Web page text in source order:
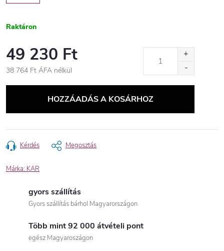
Raktáron
49 230 Ft
38 764 Ft ÁFA nélkül
HOZZÁADÁS A KOSÁRHOZ
Kérdés Megosztás
Márka: KAR
gyors szállítás
Gyors szállítás bárhol Magyarországon
Több mint 92 000 átvételi pont
egész Magyaroszágon